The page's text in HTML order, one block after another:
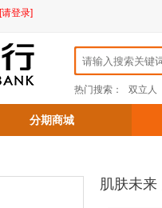
[请登录]
热门搜索： 双立人
分期商城
肌肤未来